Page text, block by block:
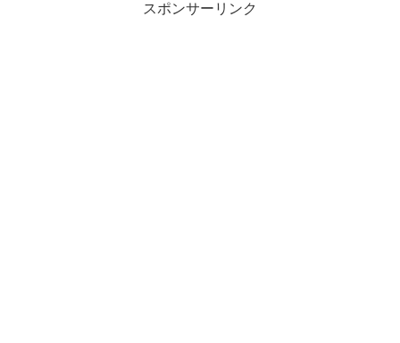
スポンサーリンク